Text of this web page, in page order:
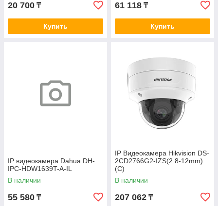
20 700 ₸
Купить
61 118 ₸
Купить
IP видеокамера Dahua DH-
IPC-HDW1639T-A-IL
В наличии
55 580 ₸
IP Видеокамера Hikvision DS-
2CD2766G2-IZS(2.8-12mm)
(C)
В наличии
207 062 ₸